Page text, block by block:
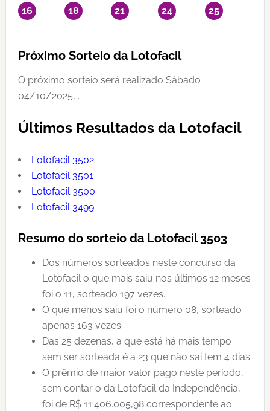
16 18 21 24 25
Próximo Sorteio da Lotofacil
O próximo sorteio será realizado Sábado
04/10/2025, .
Últimos Resultados da Lotofacil
Lotofacil 3502
Lotofacil 3501
Lotofacil 3500
Lotofacil 3499
Resumo do sorteio da Lotofacil 3503
Dos números sorteados neste concurso da
Lotofacil o que mais saiu nos últimos 12 meses
foi o 11, sorteado 197 vezes.
O que menos saiu foi o número 08, sorteado
apenas 163 vezes.
Das 25 dezenas, a que está há mais tempo
sem ser sorteada é a 23 que não sai tem 4 dias.
O prêmio de maior valor pago neste período,
sem contar o da Lotofacil da Independência,
foi de R$ 11.406.005,98 correspondente ao